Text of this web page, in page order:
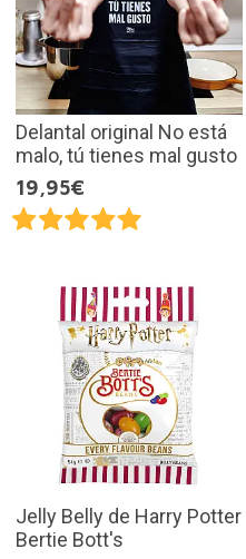
Delantal original No está
malo, tú tienes mal gusto
19,95€
Jelly Belly de Harry Potter
Bertie Bott's